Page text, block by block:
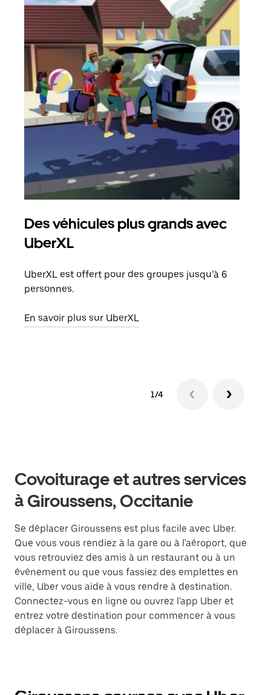
Des véhicules plus grands avec
UberXL
UberXL est offert pour des groupes jusqu’à 6
personnes.
En savoir plus sur UberXL
1/4
Covoiturage et autres services
à Giroussens, Occitanie
Se déplacer Giroussens est plus facile avec Uber.
Que vous vous rendiez à la gare ou à l'aéroport, que
vous retrouviez des amis à un restaurant ou à un
événement ou que vous fassiez des emplettes en
ville, Uber vous aide à vous rendre à destination.
Connectez-vous en ligne ou ouvrez l'app Uber et
entrez votre destination pour commencer à vous
déplacer à Giroussens.